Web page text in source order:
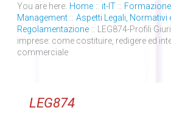
You are here: Home :: it-IT :: Formazione
Management :: Aspetti Legali, Normativi
Regolamentazione ::
LEG874-Profili
imprese: come costituire, redigere ed
commerciale
LEG874